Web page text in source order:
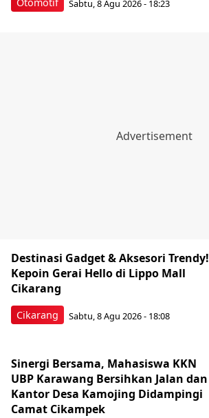
Otomotif Sabtu, 8 Agu 2026 - 18:23
Cikarang
Destinasi Gadget & Aksesori Trendy!
Kepoin Gerai Hello di Lippo Mall
Cikarang
Sabtu, 8 Agu 2026 - 18:08
Sinergi Bersama, Mahasiswa KKN
UBP Karawang Bersihkan Jalan dan
Kantor Desa Kamojing Didampingi
Camat Cikampek